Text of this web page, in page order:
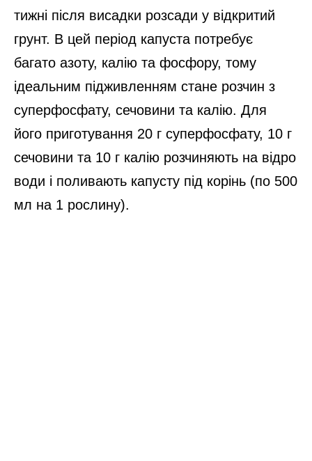
тижні після висадки розсади у відкритий
грунт. В цей період капуста потребує
багато азоту, калію та фосфору, тому
ідеальним підживленням стане розчин з
суперфосфату, сечовини та калію. Для
його приготування 20 г суперфосфату, 10 г
сечовини та 10 г калію розчиняють на відро
води і поливають капусту під корінь (по 500
мл на 1 рослину).